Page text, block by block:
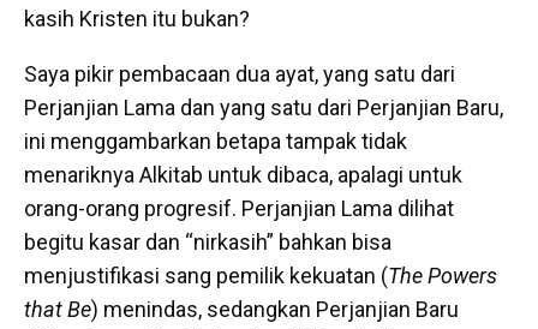
kasih Kristen itu bukan?
Saya pikir pembacaan dua ayat, yang satu dari
Perjanjian Lama dan yang satu dari Perjanjian Baru,
ini menggambarkan betapa tampak tidak
menariknya Alkitab untuk dibaca, apalagi untuk
orang-orang progresif. Perjanjian Lama dilihat
begitu kasar dan “nirkasih” bahkan bisa
menjustifikasi sang pemilik kekuatan (The Powers
that Be) menindas, sedangkan Perjanjian Baru